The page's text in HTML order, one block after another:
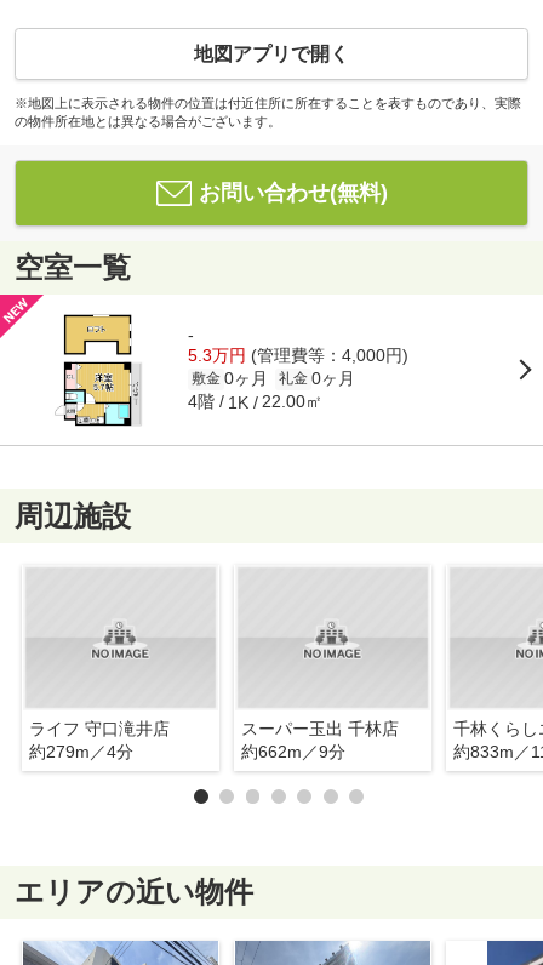
地図アプリで開く
※地図上に表示される物件の位置は付近住所に所在することを表すものであり、実際
の物件所在地とは異なる場合がございます。
お問い合わせ(無料)
空室一覧
-
5.3万円 (管理費等：4,000円)
敷金 0ヶ月 礼金 0ヶ月
4階 1K 22.00㎡
周辺施設
ライフ 守口滝井店
約279m／4分
スーパー玉出 千林店
約662m／9分
千林くらし
約833m／
エリアの近い物件